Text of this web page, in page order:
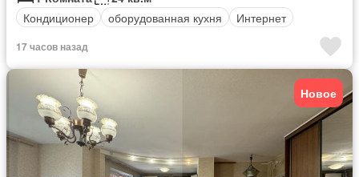
Кондиционер
оборудованная кухня Интернет
17 часов назад
Новое